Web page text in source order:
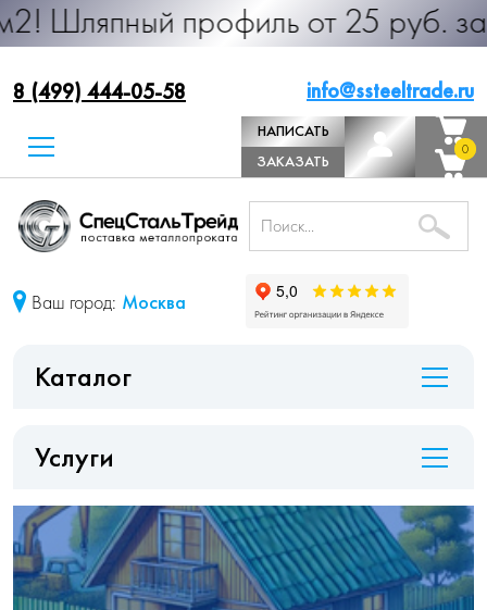
профиль от 25 руб. за м.п.
8 (499) 444-05-58 info@ssteeltrade.ru
НАПИСАТЬ
ДИРЕКТОРУ
ЗАКАЗАТЬ
ЗВОНОК
0
0
Ваш город: Москва
Каталог
Услуги